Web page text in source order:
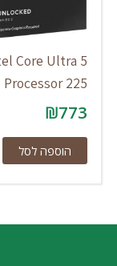
Core Ultra 5
Processor 225
₪773
הוספה לסל